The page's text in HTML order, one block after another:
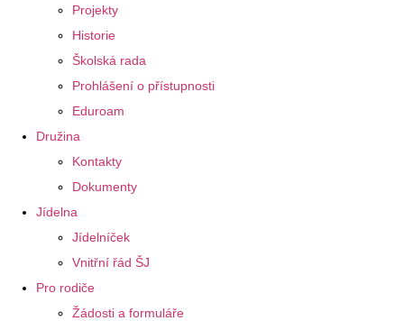
Projekty
Historie
Školská rada
Prohlášení o přístupnosti
Eduroam
Družina
Kontakty
Dokumenty
Jídelna
Jídelníček
Vnitřní řád ŠJ
Pro rodiče
Žádosti a formuláře